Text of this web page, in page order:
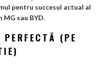
pentru succesul actual al
MG sau BYD.
PERFECTĂ (PE